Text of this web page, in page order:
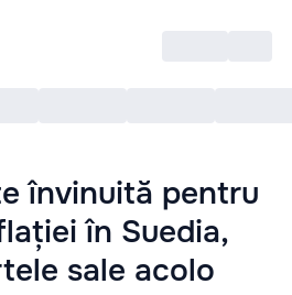
învinuită pentru
în Suedia,
sale acolo